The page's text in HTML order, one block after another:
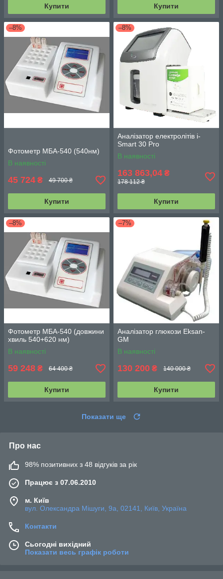
Купити Купити
–8%
Фотометр МБА-540 (540нм)
В наявності
45 724 ₴ 49 700 ₴
Купити
–8%
Аналізатор електролітів i-
Smart 30 Pro
В наявності
163 863,04 ₴
178 112 ₴
Купити
–8%
Фотометр МБА-540 (довжини
хвиль 540+620 нм)
В наявності
59 248 ₴ 64 400 ₴
Купити
–7%
Аналізатор глюкози Eksan-
GM
В наявності
130 200 ₴ 140 000 ₴
Купити
Показати ще
Про нас
98% позитивних з 48 відгуків за рік
Працює з 07.06.2010
м. Київ
вул. Олександра Мішуги, 9а, 02141, Київ, Україна
Контакти
Сьогодні вихідний
Показати весь графік роботи